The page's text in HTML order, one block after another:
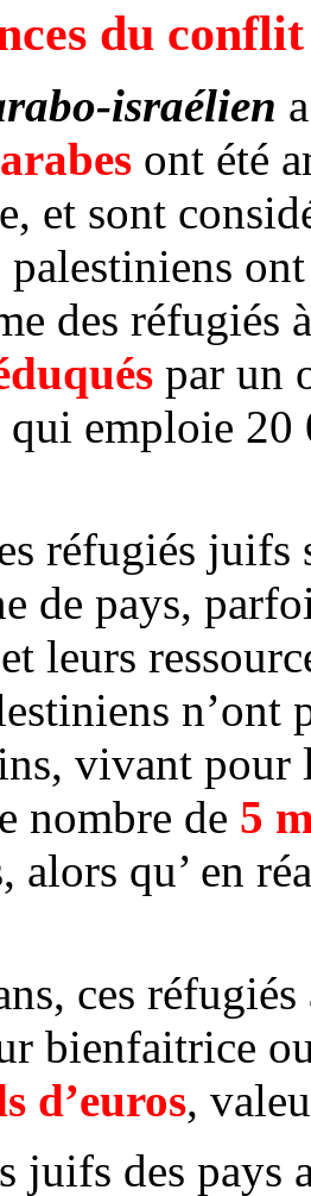
du
israélien
ont été
et sont
des réfugiés
par un
emploie 20
réfugiés juifs
de pays,
leurs
n’ont
vivant pour
nombre de 5
alors qu’ en
ces
bienfaitrice
d’euros,
juifs des pays